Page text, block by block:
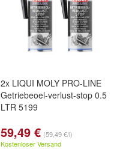
2x LIQUI MOLY PRO-LINE
Getriebeoel-verlust-stop 0.5
LTR 5199
59,49 € (59,49 €/l)
Kostenloser Versand